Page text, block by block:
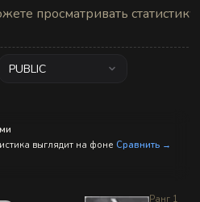
просматривать статистику
PUBLIC
выглядит на фоне Сравнить →
Ранг 1